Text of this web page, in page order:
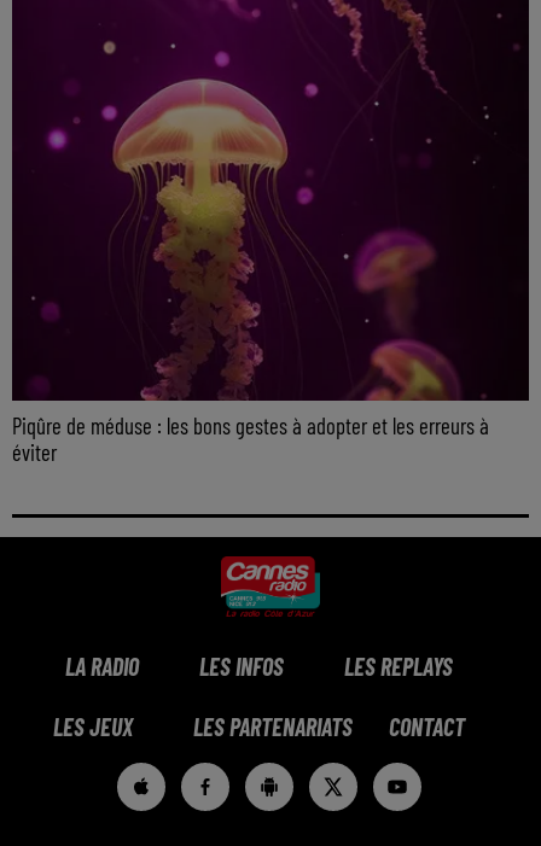
Piqûre de méduse : les bons gestes à adopter et les erreurs à
éviter
LA RADIO LES INFOS LES REPLAYS
LES JEUX LES PARTENARIATS CONTACT